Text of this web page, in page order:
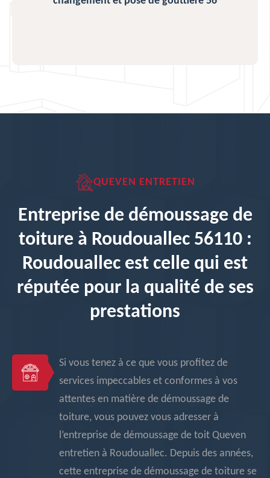
QUEVEN ENTRETIEN
Entreprise de démoussage de
toiture à Roudouallec 56110 :
Roudouallec est celle qui est
réputée pour la qualité de ses
prestations
Si vous tenez à ce que vous profitez de
services impeccables et conformes à vos
attentes en matière de démoussage de
toiture, vous pouvez vous adresser à
l’entreprise de démoussage de toit Queven
entretien à Roudouallec. Depuis des années,
cette entreprise de démoussage de toiture se